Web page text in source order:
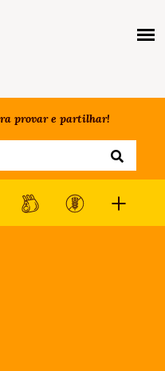
provar e partilhar!